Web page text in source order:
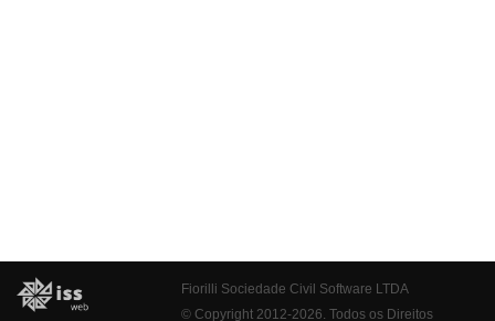
Fiorilli Sociedade Civil Software LTDA
© Copyright 2012-2026. Todos os Direitos